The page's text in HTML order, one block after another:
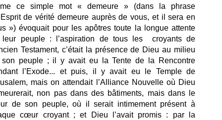
ce simple mot « demeure » (dans la phrase
de vérité demeure auprès de vous, et il sera en
») évoquait pour les apôtres toute la longue attente
leur peuple : l’aspiration de tous les croyants de
Testament, c’était la présence de Dieu au milieu
peuple ; il y avait eu la Tente de la Rencontre
l’Exode... et puis, il y avait eu le Temple de
mais on attendait l’Alliance Nouvelle où Dieu
non pas dans des bâtiments, mais dans le
de son peuple, où il serait intimement présent à
cœur croyant ; et Dieu l’avait promis : par la